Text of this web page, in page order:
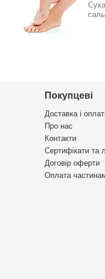
Покупцеві
Доставка і
Про нас
Контакти
Сертифікати та
Договір оферти
Оплата